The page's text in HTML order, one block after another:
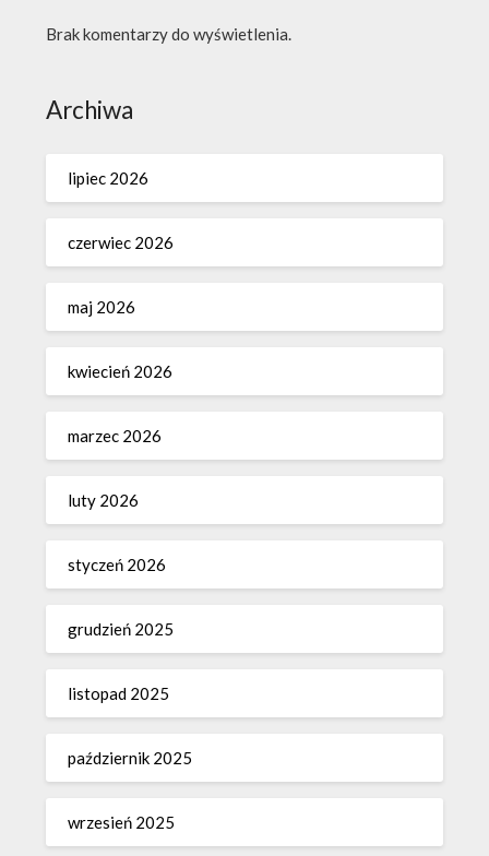
Brak komentarzy do wyświetlenia.
Archiwa
lipiec 2026
czerwiec 2026
maj 2026
kwiecień 2026
marzec 2026
luty 2026
styczeń 2026
grudzień 2025
listopad 2025
październik 2025
wrzesień 2025